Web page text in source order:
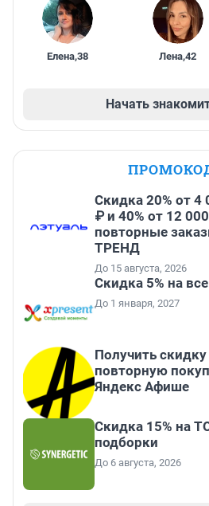
Елена,38 Лена,42
Начать
Скидка 20% от 4
₽ и 40% от 12
повторные
ТРЕНД
До 15 августа, 2026
Скидка 5% на
До 1 января, 2027
Получить
повторную
Яндекс Афише
Скидка 15% на
подборки
До 6 августа, 2026